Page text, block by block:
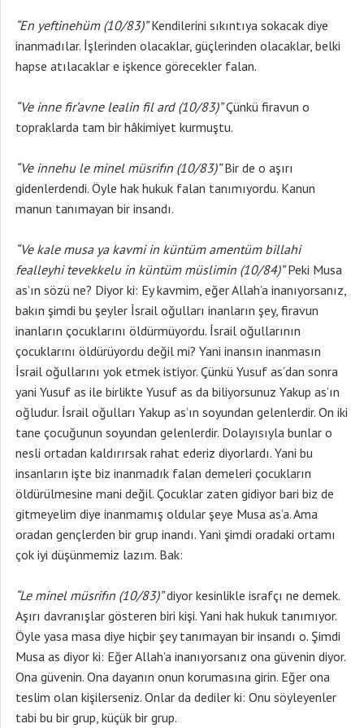
“En yeftinehüm (10/83)”Kendilerini sıkıntıya sokacak diye
inanmadılar. İşlerinden olacaklar, güçlerinden olacaklar, belki
hapse atılacaklar e işkence görecekler falan.
“Ve inne fir’avne lealin fil ard (10/83)”Çünkü firavun o
topraklarda tam bir hâkimiyet kurmuştu.
“Ve innehu le minel müsrifın (10/83)”Bir de o aşırı
gidenlerdendi. Öyle hak hukuk falan tanımıyordu. Kanun
manun tanımayan bir insandı.
“Ve kale musa ya kavmi in küntüm amentüm billahi
fealleyhi tevekkelu in küntüm müslimin (10/84)”Peki Musa
as’ın sözü ne? Diyor ki: Ey kavmim, eğer Allah’a inanıyorsanız,
bakın şimdi bu şeyler İsrail oğulları inanların şey, firavun
inanların çocuklarını öldürmüyordu. İsrail oğullarının
çocuklarını öldürüyordu değil mi? Yani inansın inanmasın
İsrail oğullarını yok etmek istiyor. Çünkü Yusuf as’dan sonra
yani Yusuf as ile birlikte Yusuf as da biliyorsunuz Yakup as’ın
oğludur. İsrail oğulları Yakup as’ın soyundan gelenlerdir. On iki
tane çocuğunun soyundan gelenlerdir. Dolayısıyla bunlar o
nesli ortadan kaldırırsak rahat ederiz diyorlardı. Yani bu
insanların işte biz inanmadık falan demeleri çocukların
öldürülmesine mani değil. Çocuklar zaten gidiyor bari biz de
gitmeyelim diye inanmamış oldular şeye Musa as’a. Ama
oradan gençlerden bir grup inandı. Yani şimdi oradaki ortamı
çok iyi düşünmemiz lazım. Bak:
“Le minel müsrifın (10/83)”diyor kesinlikle israfçı ne demek.
Aşırı davranışlar gösteren biri kişi. Yani hak hukuk tanımıyor.
Öyle yasa masa diye hiçbir şey tanımayan bir insandı o. Şimdi
Musa as diyor ki: Eğer Allah’a inanıyorsanız ona güvenin diyor.
Ona güvenin. Ona dayanın onun korumasına girin. Eğer ona
teslim olan kişilerseniz. Onlar da dediler ki: Onu söyleyenler
tabi bu bir grup, küçük bir grup.